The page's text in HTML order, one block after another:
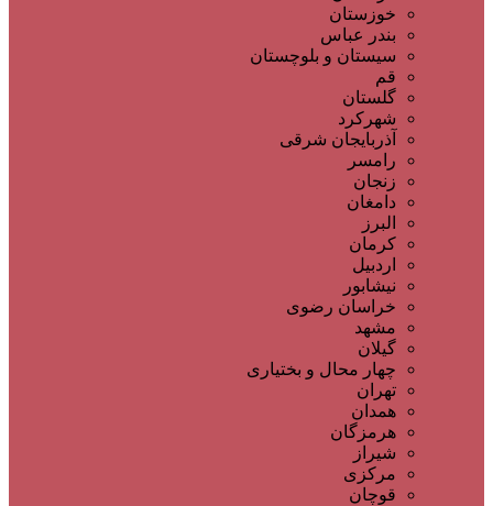
خوزستان
بندر عباس
سیستان و بلوچستان
قم
گلستان
شهرکرد
آذربایجان شرقی
رامسر
زنجان
دامغان
البرز
کرمان
اردبیل
نیشابور
خراسان رضوی
مشهد
گیلان
چهار محال و بختیاری
تهران
همدان
هرمزگان
شیراز
مرکزی
قوچان